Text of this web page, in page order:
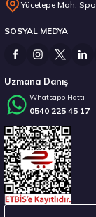
21.135,28 ₺
Stokta 12 Adet
Yücetepe Mah.
SOSYAL MEDYA
Uzmana Danış
Whatsapp Hattı
0540 225 45 17